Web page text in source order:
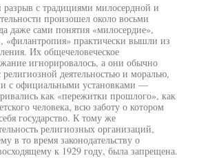
с традициями милосердной и
произошел около восьми
даже сами понятия «милосердие»,
«филантропия» практически вышли из
Их общечеловеческое
игнорировалось, а они обычно
деятельностью и моралью,
с официальными установками —
как «пережитки прошлого», как
человека, всю заботу о котором
государство. К тому же
религиозных организаций,
в то время законодательству о
к 1929 году, была запрещена.